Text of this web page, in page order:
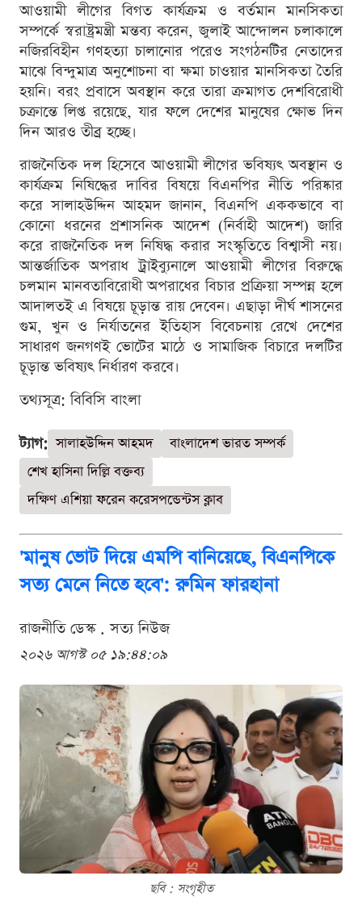
আওয়ামী লীগের বিগত কার্যক্রম ও বর্তমান মানসিকতা
সম্পর্কে স্বরাষ্ট্রমন্ত্রী মন্তব্য করেন, জুলাই আন্দোলন চলাকালে
নজিরবিহীন গণহত্যা চালানোর পরেও সংগঠনটির নেতাদের
মাঝে বিন্দুমাত্র অনুশোচনা বা ক্ষমা চাওয়ার মানসিকতা তৈরি
হয়নি। বরং প্রবাসে অবস্থান করে তারা ক্রমাগত দেশবিরোধী
চক্রান্তে লিপ্ত রয়েছে, যার ফলে দেশের মানুষের ক্ষোভ দিন
দিন আরও তীব্র হচ্ছে।
রাজনৈতিক দল হিসেবে আওয়ামী লীগের ভবিষ্যৎ অবস্থান ও
কার্যক্রম নিষিদ্ধের দাবির বিষয়ে বিএনপির নীতি পরিষ্কার
করে সালাহউদ্দিন আহমদ জানান, বিএনপি এককভাবে বা
কোনো ধরনের প্রশাসনিক আদেশ (নির্বাহী আদেশ) জারি
করে রাজনৈতিক দল নিষিদ্ধ করার সংস্কৃতিতে বিশ্বাসী নয়।
আন্তর্জাতিক অপরাধ ট্রাইব্যুনালে আওয়ামী লীগের বিরুদ্ধে
চলমান মানবতাবিরোধী অপরাধের বিচার প্রক্রিয়া সম্পন্ন হলে
আদালতই এ বিষয়ে চূড়ান্ত রায় দেবেন। এছাড়া দীর্ঘ শাসনের
গুম, খুন ও নির্যাতনের ইতিহাস বিবেচনায় রেখে দেশের
সাধারণ জনগণই ভোটের মাঠে ও সামাজিক বিচারে দলটির
চূড়ান্ত ভবিষ্যৎ নির্ধারণ করবে।
তথ্যসূত্র: বিবিসি বাংলা
ট্যাগ: সালাহউদ্দিন আহমদ
বাংলাদেশ ভারত সম্পর্ক
শেখ হাসিনা দিল্লি বক্তব্য
দক্ষিণ এশিয়া ফরেন করেসপন্ডেন্টস ক্লাব
'মানুষ ভোট দিয়ে এমপি বানিয়েছে, বিএনপিকে
সত্য মেনে নিতে হবে': রুমিন ফারহানা
রাজনীতি ডেস্ক . সত্য নিউজ
২০২৬ আগস্ট ০৫ ১৯:৪৪:০৯
ছবি : সংগৃহীত